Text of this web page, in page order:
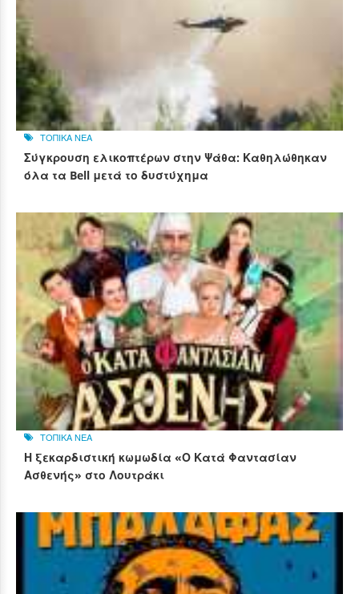
ΤΟΠΙΚΑ ΝΕΑ
Σύγκρουση ελικοπτέρων στην Ψάθα: Καθηλώθηκαν
όλα τα Bell μετά το δυστύχημα
ΤΟΠΙΚΑ ΝΕΑ
Η ξεκαρδιστική κωμωδία «Ο Κατά Φαντασίαν
Ασθενής» στο Λουτράκι